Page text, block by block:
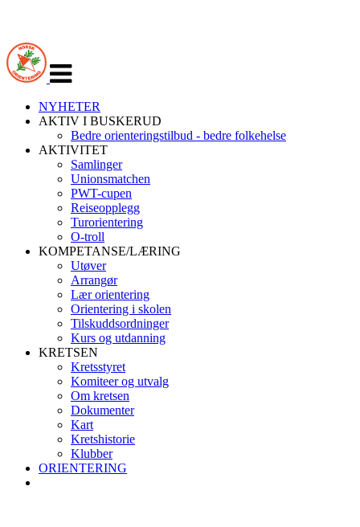
navigasjon
NYHETER
AKTIV I BUSKERUD
Bedre orienteringstilbud - bedre folkehelse
AKTIVITET
Samlinger
Unionsmatchen
PWT-cupen
Reiseopplegg
Turorientering
O-troll
KOMPETANSE/LÆRING
Utøver
Arrangør
Lær orientering
Orientering i skolen
Tilskuddsordninger
Kurs og utdanning
KRETSEN
Kretsstyret
Komiteer og utvalg
Om kretsen
Dokumenter
Kart
Kretshistorie
Klubber
ORIENTERING